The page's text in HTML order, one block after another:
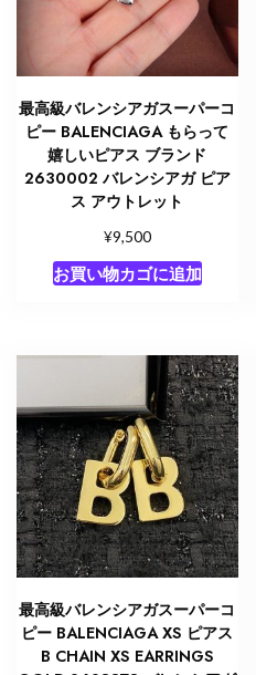
最高級バレンシアガスーパーコ
ピー BALENCIAGA もらって
嬉しいピアス ブランド
2630002 バレンシアガ ピア
ス アウトレット
¥9,500
お買い物カゴに追加
最高級バレンシアガスーパーコ
ピー BALENCIAGA XS ピアス
B CHAIN XS EARRINGS